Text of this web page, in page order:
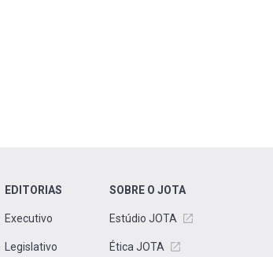
EDITORIAS
Executivo
Legislativo
SOBRE O JOTA
Estúdio JOTA
Ética JOTA